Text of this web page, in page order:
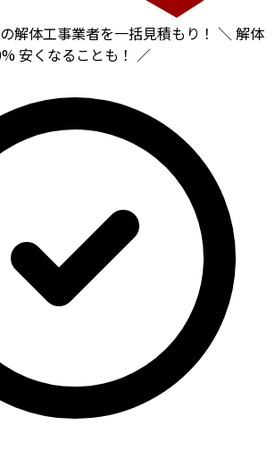
の解体工事業者を一括見積もり！ ＼ 解体
安くなることも！ ／